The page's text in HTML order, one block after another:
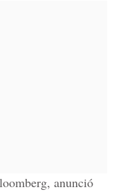
anunció